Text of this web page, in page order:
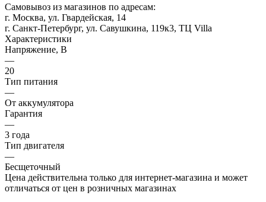
Самовывоз из магазинов по адресам:
г. Москва, ул. Гвардейская, 14
г. Санкт-Петербург, ул. Савушкина, 119к3, ТЦ Villa
Характеристики
Напряжение, В
—
20
Тип питания
—
От аккумулятора
Гарантия
—
3 года
Тип двигателя
—
Бесщеточный
Цена действительна только для интернет-магазина и может
отличаться от цен в розничных магазинах